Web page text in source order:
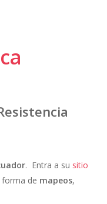
. Entra a su sitio
forma de mapeos,